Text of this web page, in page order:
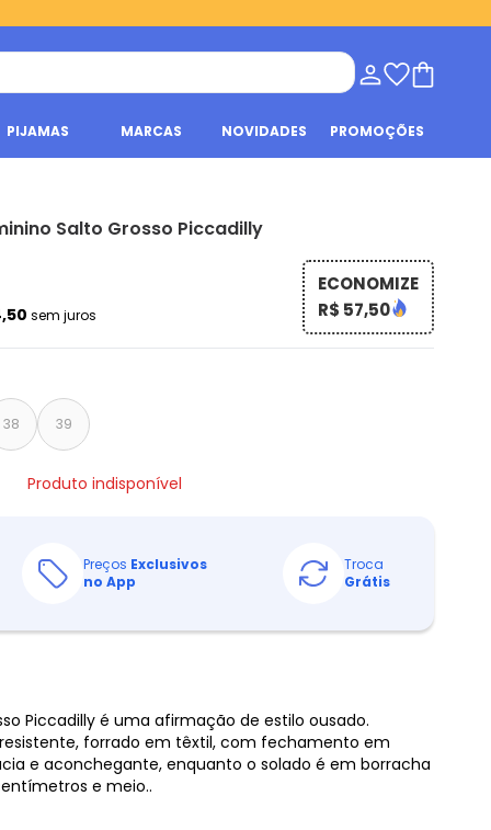
PIJAMAS MARCAS NOVIDADES PROMOÇÕES
Salto Grosso Piccadilly
sem juros
ECONOMIZE
R$ 57,50
38 39
Produto indisponível
Preços Exclusivos
no App
Troca
Grátis
Piccadilly é uma afirmação de estilo ousado.
forrado em têxtil, com fechamento em
e aconchegante, enquanto o solado é em borracha
e meio..